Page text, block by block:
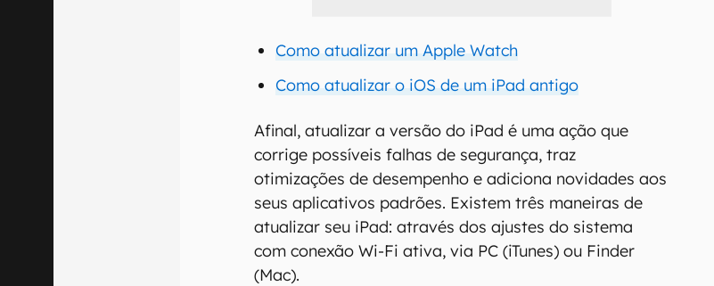
Como atualizar um Apple Watch
Como atualizar o iOS de um iPad antigo
Afinal, atualizar a versão do iPad é uma ação que
corrige possíveis falhas de segurança, traz
otimizações de desempenho e adiciona novidades aos
seus aplicativos padrões. Existem três maneiras de
atualizar seu iPad: através dos ajustes do sistema
com conexão Wi-Fi ativa, via PC (iTunes) ou Finder
(Mac).